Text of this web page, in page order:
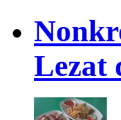
Lezat